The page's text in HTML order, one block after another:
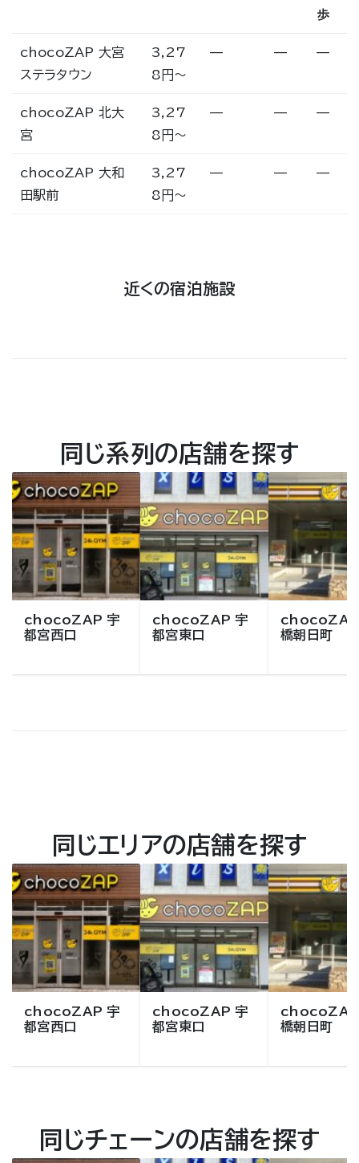
歩
chocoZAP 大宮
ステラタウン
3,27
8円〜
— — —
chocoZAP 北大
宮
3,27
8円〜
— — —
chocoZAP 大和
田駅前
3,27
8円〜
— — —
近くの宿泊施設
同じ系列の店舗を探す
chocoZAP 宇
都宮西口
chocoZAP 宇
都宮東口
chocoZAP
橋朝日町
同じエリアの店舗を探す
chocoZAP 宇
都宮西口
chocoZAP 宇
都宮東口
chocoZAP
橋朝日町
同じチェーンの店舗を探す